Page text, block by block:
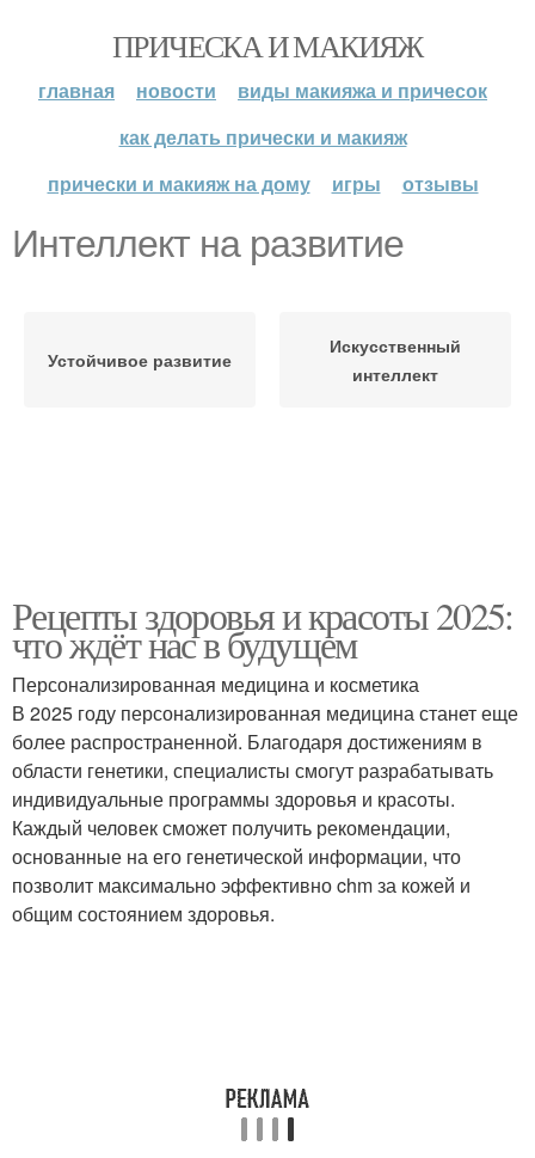
ПРИЧЕСКА И МАКИЯЖ
главная новости
виды макияжа и причесок
как делать прически и макияж
прически и макияж на дому
игры отзывы
Интеллект на развитие
Устойчивое развитие
Искусственный
интеллект
Рецепты здоровья и красоты 2025:
что ждёт нас в будущем
Персонализированная медицина и косметика
В 2025 году персонализированная медицина станет еще
более распространенной. Благодаря достижениям в
области генетики, специалисты смогут разрабатывать
индивидуальные программы здоровья и красоты.
Каждый человек сможет получить рекомендации,
основанные на его генетической информации, что
позволит максимально эффективно chm за кожей и
общим состоянием здоровья.